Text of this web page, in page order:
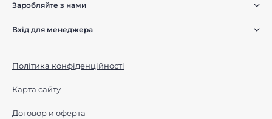
Заробляйте з нами
Вхід для менеджера
Політика конфіденційності
Карта сайту
Договор и оферта